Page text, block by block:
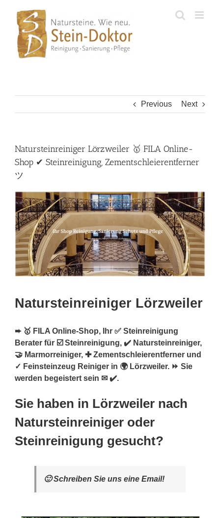
content
Previous Next
Natursteinreiniger Lörzweiler 🥇 FILA Online-
Shop ✔ Steinreinigung, Zementschleierentferner
ツ
Natursteinreiniger Lörzweiler
➨ 🥇 FILA Online-Shop, Ihr ✅ Steinreinigung
Berater für ☑️ Steinreinigung, ✔️ Natursteinreiniger,
🤝 Marmorreiniger, ✚ Zementschleierentferner und
✓ Feinsteinzeug Reiniger in 🌍 Lörzweiler. ⏩ Sie
werden begeistert sein ✉ ✔️.
Sie haben in Lörzweiler nach
Natursteinreiniger oder
Steinreinigung gesucht?
🙂 Schreiben Sie uns eine Email!